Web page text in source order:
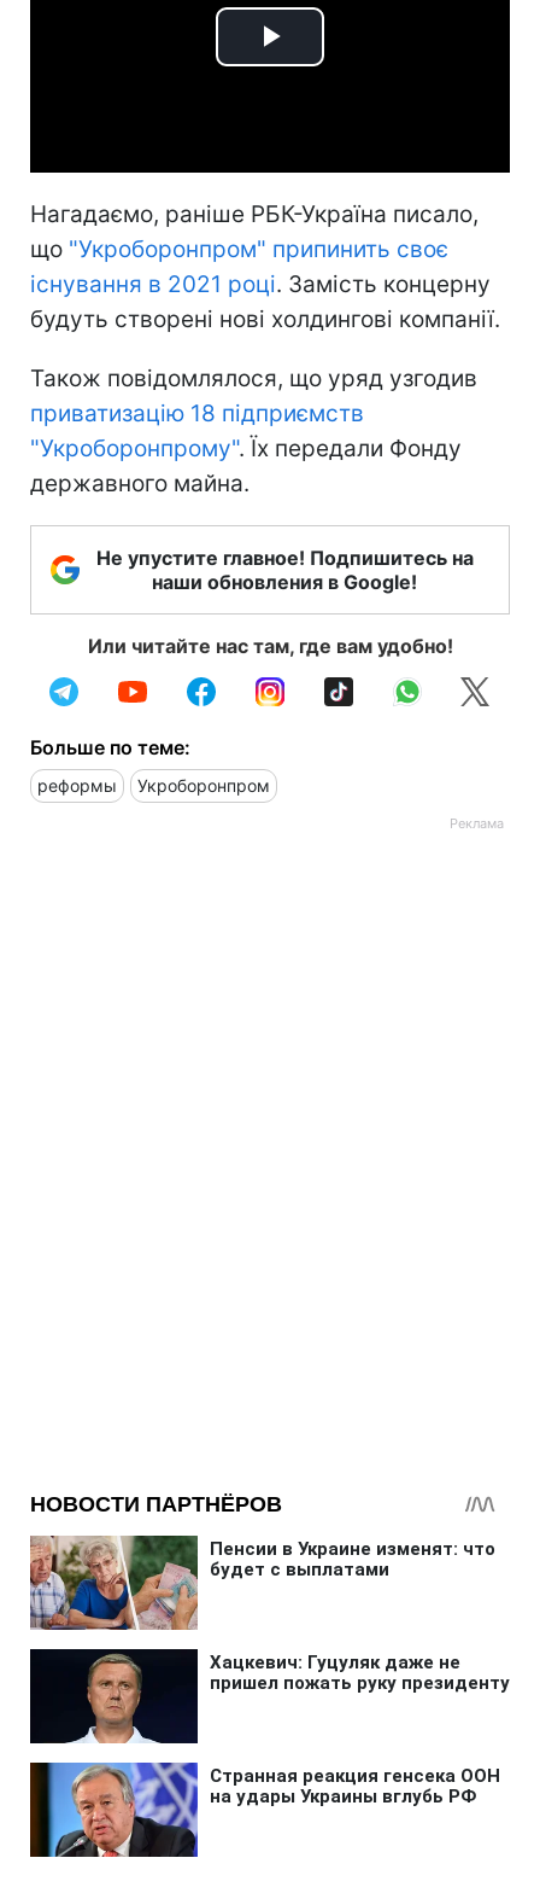
Play
Нагадаємо, раніше РБК-Україна писало,
що "Укроборонпром" припинить своє
існування в 2021 році. Замість концерну
будуть створені нові холдингові компанії.
Також повідомлялося, що уряд узгодив
приватизацію 18 підприємств
"Укроборонпрому". Їх передали Фонду
державного майна.
Не упустите главное! Подпишитесь на
наши обновления в Google!
Или читайте нас там, где вам удобно!
Больше по теме:
реформы Укроборонпром